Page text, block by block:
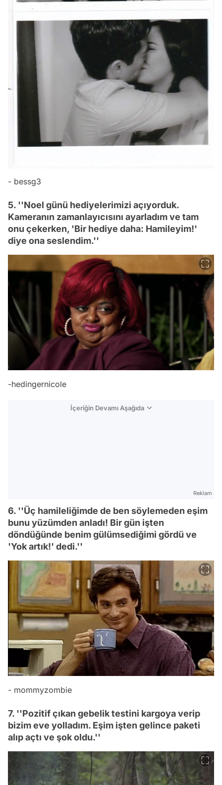
- bessg3
5. ''Noel günü hediyelerimizi açıyorduk.
Kameranın zamanlayıcısını ayarladım ve tam
onu çekerken, 'Bir hediye daha: Hamileyim!'
diye ona seslendim.''
-hedingernicole
İçeriğin Devamı Aşağıda
Reklam
6. ''Üç hamileliğimde de ben söylemeden eşim
bunu yüzümden anladı! Bir gün işten
döndüğünde benim gülümsediğimi gördü ve
'Yok artık!' dedi.''
- mommyzombie
7. ''Pozitif çıkan gebelik testini kargoya verip
bizim eve yolladım. Eşim işten gelince paketi
alıp açtı ve şok oldu.''